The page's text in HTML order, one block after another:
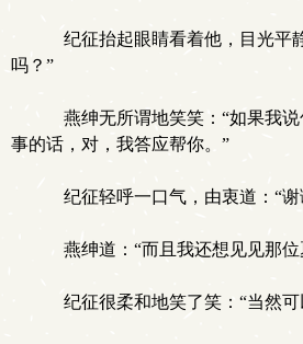
纪征抬起眼睛看着他，目光平
吗？”
燕绅无所谓地笑笑：“如果我
事的话，对，我答应帮你。”
纪征轻呼一口气，由衷道：“谢
燕绅道：“而且我还想见见那位
纪征很柔和地笑了笑：“当然可